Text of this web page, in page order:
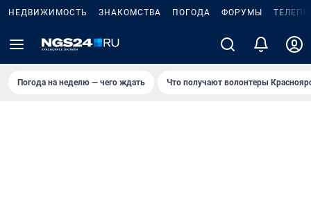
НЕДВИЖИМОСТЬ ЗНАКОМСТВА ПОГОДА ФОРУМЫ
Погода на неделю — чего ждать Что получают волонтеры